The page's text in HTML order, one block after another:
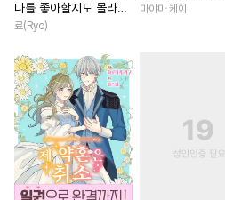
#질투 #미남공 #도망수
#애증관계 #떡대수
#후회공 #까칠공
#민감수 #예민수
능욕공
#친구>연인 # 상처공
#드라마 #순정공
나를 좋아할지도 몰라
[단행본]
료(Ryo)
마야마 케이